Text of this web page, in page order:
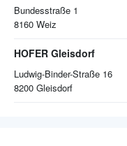
Bundesstraße 1
8160 Weiz
HOFER Gleisdorf
Ludwig-Binder-Straße 16
8200 Gleisdorf